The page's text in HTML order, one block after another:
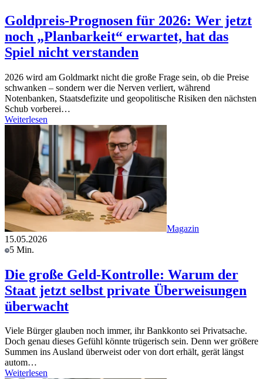
Goldpreis-Prognosen für 2026: Wer jetzt
noch „Planbarkeit“ erwartet, hat das
Spiel nicht verstanden
2026 wird am Goldmarkt nicht die große Frage sein, ob die Preise
schwanken – sondern wer die Nerven verliert, während
Notenbanken, Staatsdefizite und geopolitische Risiken den nächsten
Schub vorberei…
Weiterlesen
Magazin
15.05.2026
5 Min.
Die große Geld-Kontrolle: Warum der
Staat jetzt selbst private Überweisungen
überwacht
Viele Bürger glauben noch immer, ihr Bankkonto sei Privatsache.
Doch genau dieses Gefühl könnte trügerisch sein. Denn wer größere
Summen ins Ausland überweist oder von dort erhält, gerät längst
autom…
Weiterlesen